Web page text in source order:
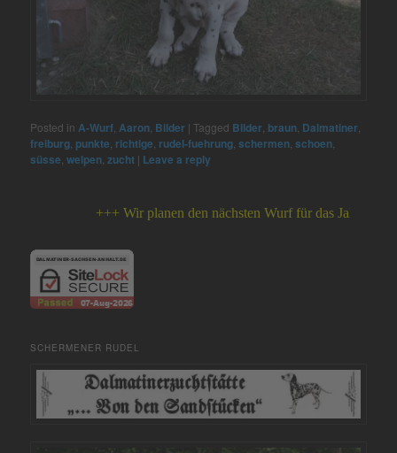
Posted in A-Wurf Aaron Bilder |Tagged Bilder braun Dalmatiner
freiburg punkte richtige rudel-fuehrung ,schermen ,schoen
süsse ,welpen ,zucht | Leave a reply
+++ Wir planen den nächsten Wurf für das Jahr 2026 +++
SCHERMENER RUDEL